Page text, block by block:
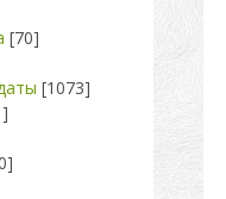
[70]
[1073]